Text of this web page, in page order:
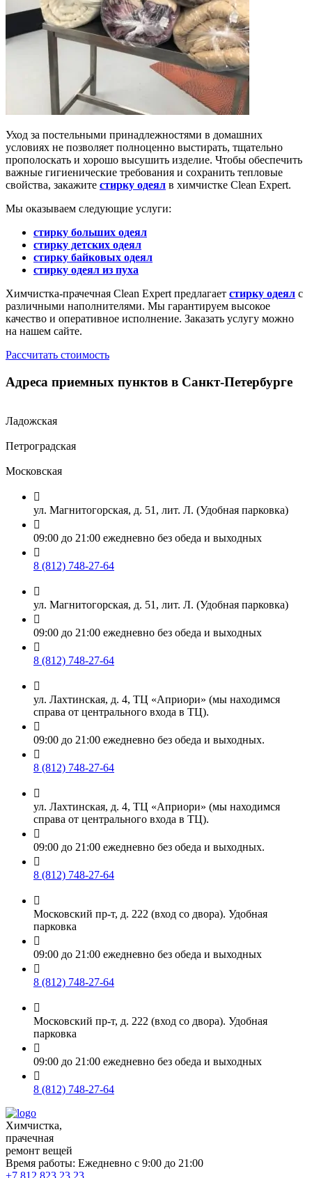
Уход за постельными принадлежностями в домашних
условиях не позволяет полноценно выстирать, тщательно
прополоскать и хорошо высушить изделие. Чтобы обеспечить
важные гигиенические требования и сохранить тепловые
свойства, закажите стирку одеял в химчистке Clean Expert.
Мы оказываем следующие услуги:
стирку больших одеял
стирку детских одеял
стирку байковых одеял
стирку одеял из пуха
Химчистка-прачечная Clean Expert предлагает стирку одеял с
различными наполнителями. Мы гарантируем высокое
качество и оперативное исполнение. Заказать услугу можно
на нашем сайте.
Рассчитать стоимость
Адреса приемных пунктов в Санкт-Петербурге
Ладожская
Петроградская
Московская

ул. Магнитогорская, д. 51, лит. Л. (Удобная парковка)

09:00 до 21:00 ежедневно без обеда и выходных

8 (812) 748-27-64

ул. Магнитогорская, д. 51, лит. Л. (Удобная парковка)

09:00 до 21:00 ежедневно без обеда и выходных

8 (812) 748-27-64

ул. Лахтинская, д. 4, ТЦ «Априори» (мы находимся
справа от центрального входа в ТЦ).

09:00 до 21:00 ежедневно без обеда и выходных.

8 (812) 748-27-64

ул. Лахтинская, д. 4, ТЦ «Априори» (мы находимся
справа от центрального входа в ТЦ).

09:00 до 21:00 ежедневно без обеда и выходных.

8 (812) 748-27-64

Московский пр-т, д. 222 (вход со двора). Удобная
парковка

09:00 до 21:00 ежедневно без обеда и выходных

8 (812) 748-27-64

Московский пр-т, д. 222 (вход со двора). Удобная
парковка

09:00 до 21:00 ежедневно без обеда и выходных

8 (812) 748-27-64
Химчистка,
прачечная
ремонт вещей
Время работы: Ежедневно с 9:00 до 21:00